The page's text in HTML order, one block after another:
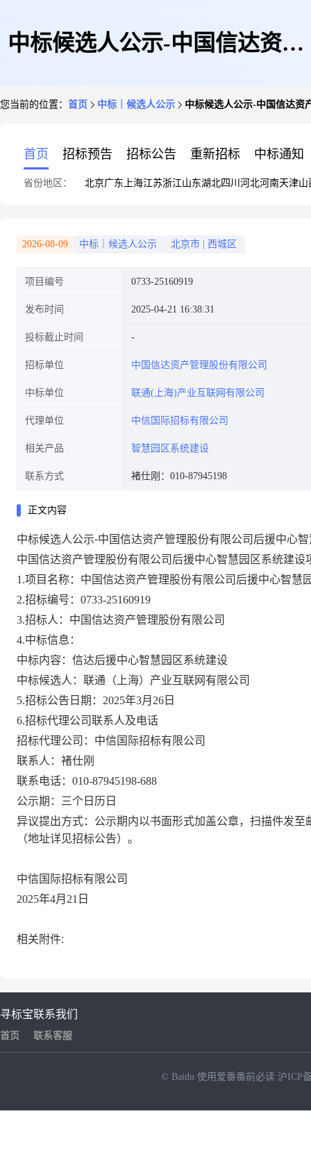
中标候选人公示-中国信达资产
您当前的位置： 首页 中标｜候选人公示 中标候选人公示-中国信达资
首页 招标预告 招标公告 重新招标 中标通知
省份地区： 北京广东 上海江苏浙江山东湖北四川 河北河南天津山
2026-08-09 中标｜候选人公示 北京市 西城区
项目编号 0733-25160919
发布时间 2025-04-21 16:38:31
投标截止时间
招标单位 中国信达资产管理股份有限公司
中标单位 联通(上海)产业互联网有限公司
代理单位 中信国际招标有限公司
相关产品 智慧园区系统建设
联系方式 褚仕刚：010-87945198
正文内容
中标候选人公示-中国信达资产管理股份有限公司后援中心
中国信达资产管理股份有限公司后援中心智慧园区系统建
1.项目名称：中国信达资产管理股份有限公司后援中心智慧
2.招标编号：0733-25160919
3.招标人：中国信达资产管理股份有限公司
4.中标信息：
中标内容：信达后援中心智慧园区系统建设
中标候选人：联通（上海）产业互联网有限公司
5.招标公告日期：2025年3月26日
6.招标代理公司联系人及电话
招标代理公司：中信国际招标有限公司
联系人：褚仕刚
联系电话： 010-87945198-688
公示期：三个日历日
异议提出方式：公示期内以书面形式加盖公章，扫描件发至
（地址详见招标公告）。
中信国际招标有限公司
2025年4月21日
相关附件:
寻标宝
首页
联系我们
联系客服
© Baidu 使用爱番番前必读 沪ICP